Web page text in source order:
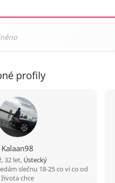
profily
Kalaan98
32 let, Ústecký
slečnu 18-25 co ví co od
života chce